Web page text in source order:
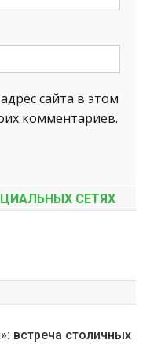
сайта в этом
комментариев.
СЕТЯХ
встреча столичных